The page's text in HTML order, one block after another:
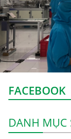
FACEBOOK
DANH MỤC